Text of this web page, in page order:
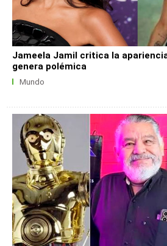
Jameela Jamil critica la
genera polémica
Mundo